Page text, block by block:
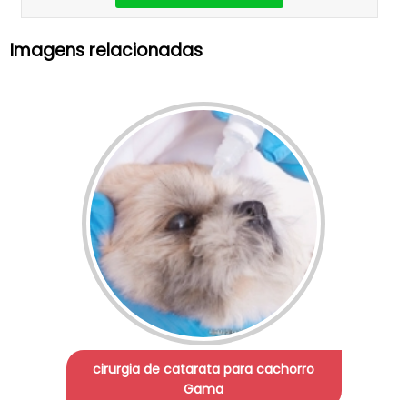
Imagens relacionadas
cirurgia de catarata para cachorro
Gama